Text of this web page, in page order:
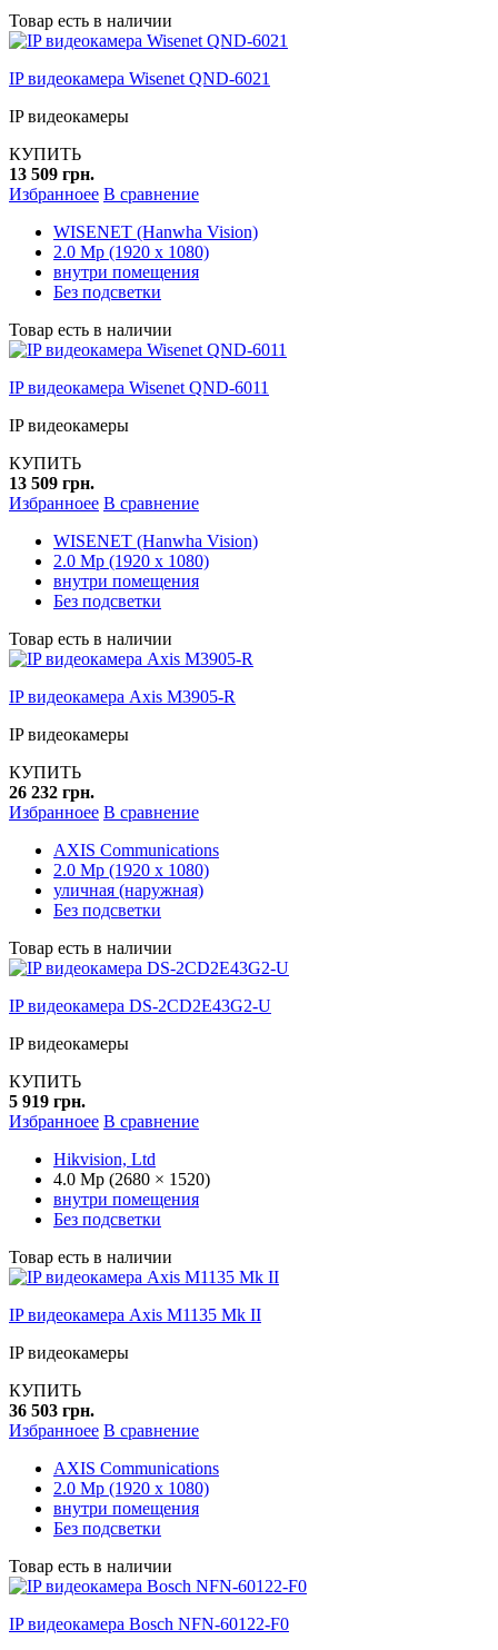
Товар есть в наличии
IP видеокамера Wisenet QND-6021
IP видеокамеры
КУПИТЬ
13 509 грн.
Избранноее В сравнение
WISENET (Hanwha Vision)
2.0 Mp (1920 x 1080)
внутри помещения
Без подсветки
Товар есть в наличии
IP видеокамера Wisenet QND-6011
IP видеокамеры
КУПИТЬ
13 509 грн.
Избранноее В сравнение
WISENET (Hanwha Vision)
2.0 Mp (1920 x 1080)
внутри помещения
Без подсветки
Товар есть в наличии
IP видеокамера Axis M3905-R
IP видеокамеры
КУПИТЬ
26 232 грн.
Избранноее В сравнение
AXIS Communications
2.0 Mp (1920 x 1080)
уличная (наружная)
Без подсветки
Товар есть в наличии
IP видеокамера DS-2CD2E43G2-U
IP видеокамеры
КУПИТЬ
5 919 грн.
Избранноее В сравнение
Hikvision, Ltd
4.0 Mp (2680 × 1520)
внутри помещения
Без подсветки
Товар есть в наличии
IP видеокамера Axis M1135 Mk II
IP видеокамеры
КУПИТЬ
36 503 грн.
Избранноее В сравнение
AXIS Communications
2.0 Mp (1920 x 1080)
внутри помещения
Без подсветки
Товар есть в наличии
IP видеокамера Bosch NFN-60122-F0